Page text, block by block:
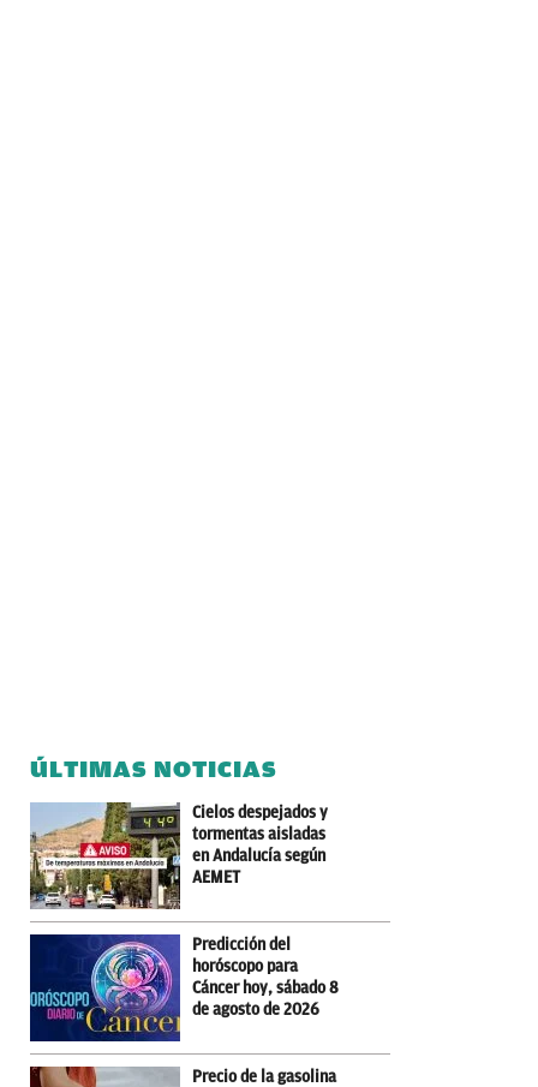
ÚLTIMAS NOTICIAS
Cielos despejados y
tormentas aisladas
en Andalucía según
AEMET
Predicción del
horóscopo para
Cáncer hoy, sábado 8
de agosto de 2026
Precio de la gasolina